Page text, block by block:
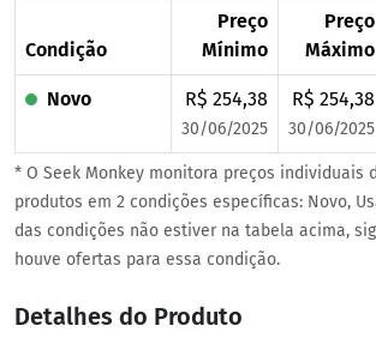
Condição
Preço
Mínimo
Preço
Máximo
Novo R$ 254,38
30/06/2025
R$ 254,38
30/06/2025
* O Seek Monkey monitora preços individuais
produtos em 2 condições específicas: Novo,
das condições não estiver na tabela acima,
houve ofertas para essa condição.
Detalhes do Produto